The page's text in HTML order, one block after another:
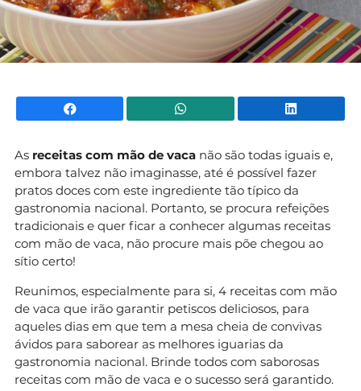
Facebook WhatsApp
As receitas com mão de vaca não são todas iguais e,
embora talvez não imaginasse, até é possível fazer
pratos doces com este ingrediente tão típico da
gastronomia nacional. Portanto, se procura refeições
tradicionais e quer ficar a conhecer algumas receitas
com mão de vaca, não procure mais põe chegou ao
sítio certo!
Reunimos, especialmente para si, 4 receitas com mão
de vaca que irão garantir petiscos deliciosos, para
aqueles dias em que tem a mesa cheia de convivas
ávidos para saborear as melhores iguarias da
gastronomia nacional. Brinde todos com saborosas
receitas com mão de vaca e o sucesso será garantido.